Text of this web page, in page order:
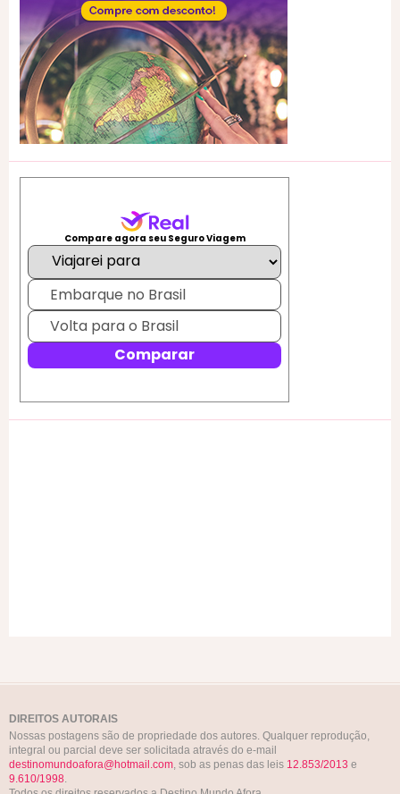
DIREITOS AUTORAIS
Nossas postagens são de propriedade dos autores. Qualquer reprodução,
integral ou parcial deve ser solicitada através do e-mail
destinomundoafora@hotmail.com, sob as penas das leis 12.853/2013 e
9.610/1998.